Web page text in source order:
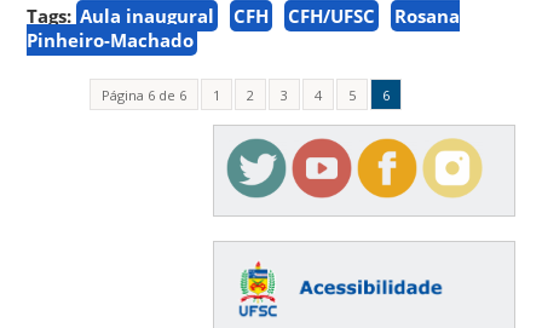
Tags: Aula inaugural CFH CFH/UFSC
Rosana
Pinheiro-Machado
Página 6 de 6 1 2 3 4 5 6